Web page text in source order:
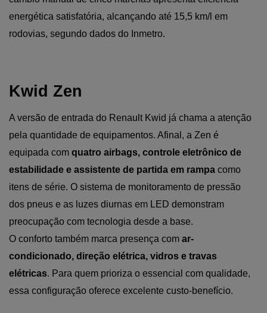
energética satisfatória, alcançando até 15,5 km/l em
rodovias, segundo dados do Inmetro.
Kwid Zen
A versão de entrada do Renault Kwid já chama a atenção
pela quantidade de equipamentos. Afinal, a Zen é
equipada com quatro airbags, controle eletrônico de
estabilidade e assistente de partida em rampa como
itens de série. O sistema de monitoramento de pressão
dos pneus e as luzes diurnas em LED demonstram
preocupação com tecnologia desde a base.
O conforto também marca presença com ar-
condicionado, direção elétrica, vidros e travas
elétricas. Para quem prioriza o essencial com qualidade,
essa configuração oferece excelente custo-benefício.